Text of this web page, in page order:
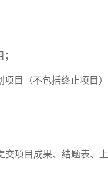
目（不包括终止项目）
交项目成果、结题表、